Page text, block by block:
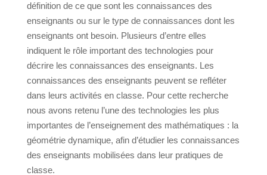
définition de ce que sont les connaissances des
enseignants ou sur le type de connaissances dont les
enseignants ont besoin. Plusieurs d’entre elles
indiquent le rôle important des technologies pour
décrire les connaissances des enseignants. Les
connaissances des enseignants peuvent se refléter
dans leurs activités en classe. Pour cette recherche
nous avons retenu l’une des technologies les plus
importantes de l’enseignement des mathématiques : la
géométrie dynamique, afin d’étudier les connaissances
des enseignants mobilisées dans leur pratiques de
classe.